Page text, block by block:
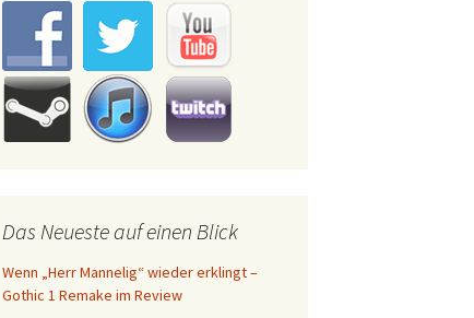
Das Neueste auf einen Blick
Wenn „Herr Mannelig“ wieder erklingt –
Gothic 1 Remake im Review